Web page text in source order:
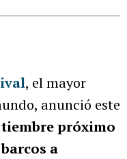
, el mayor
anunció este
próximo
a